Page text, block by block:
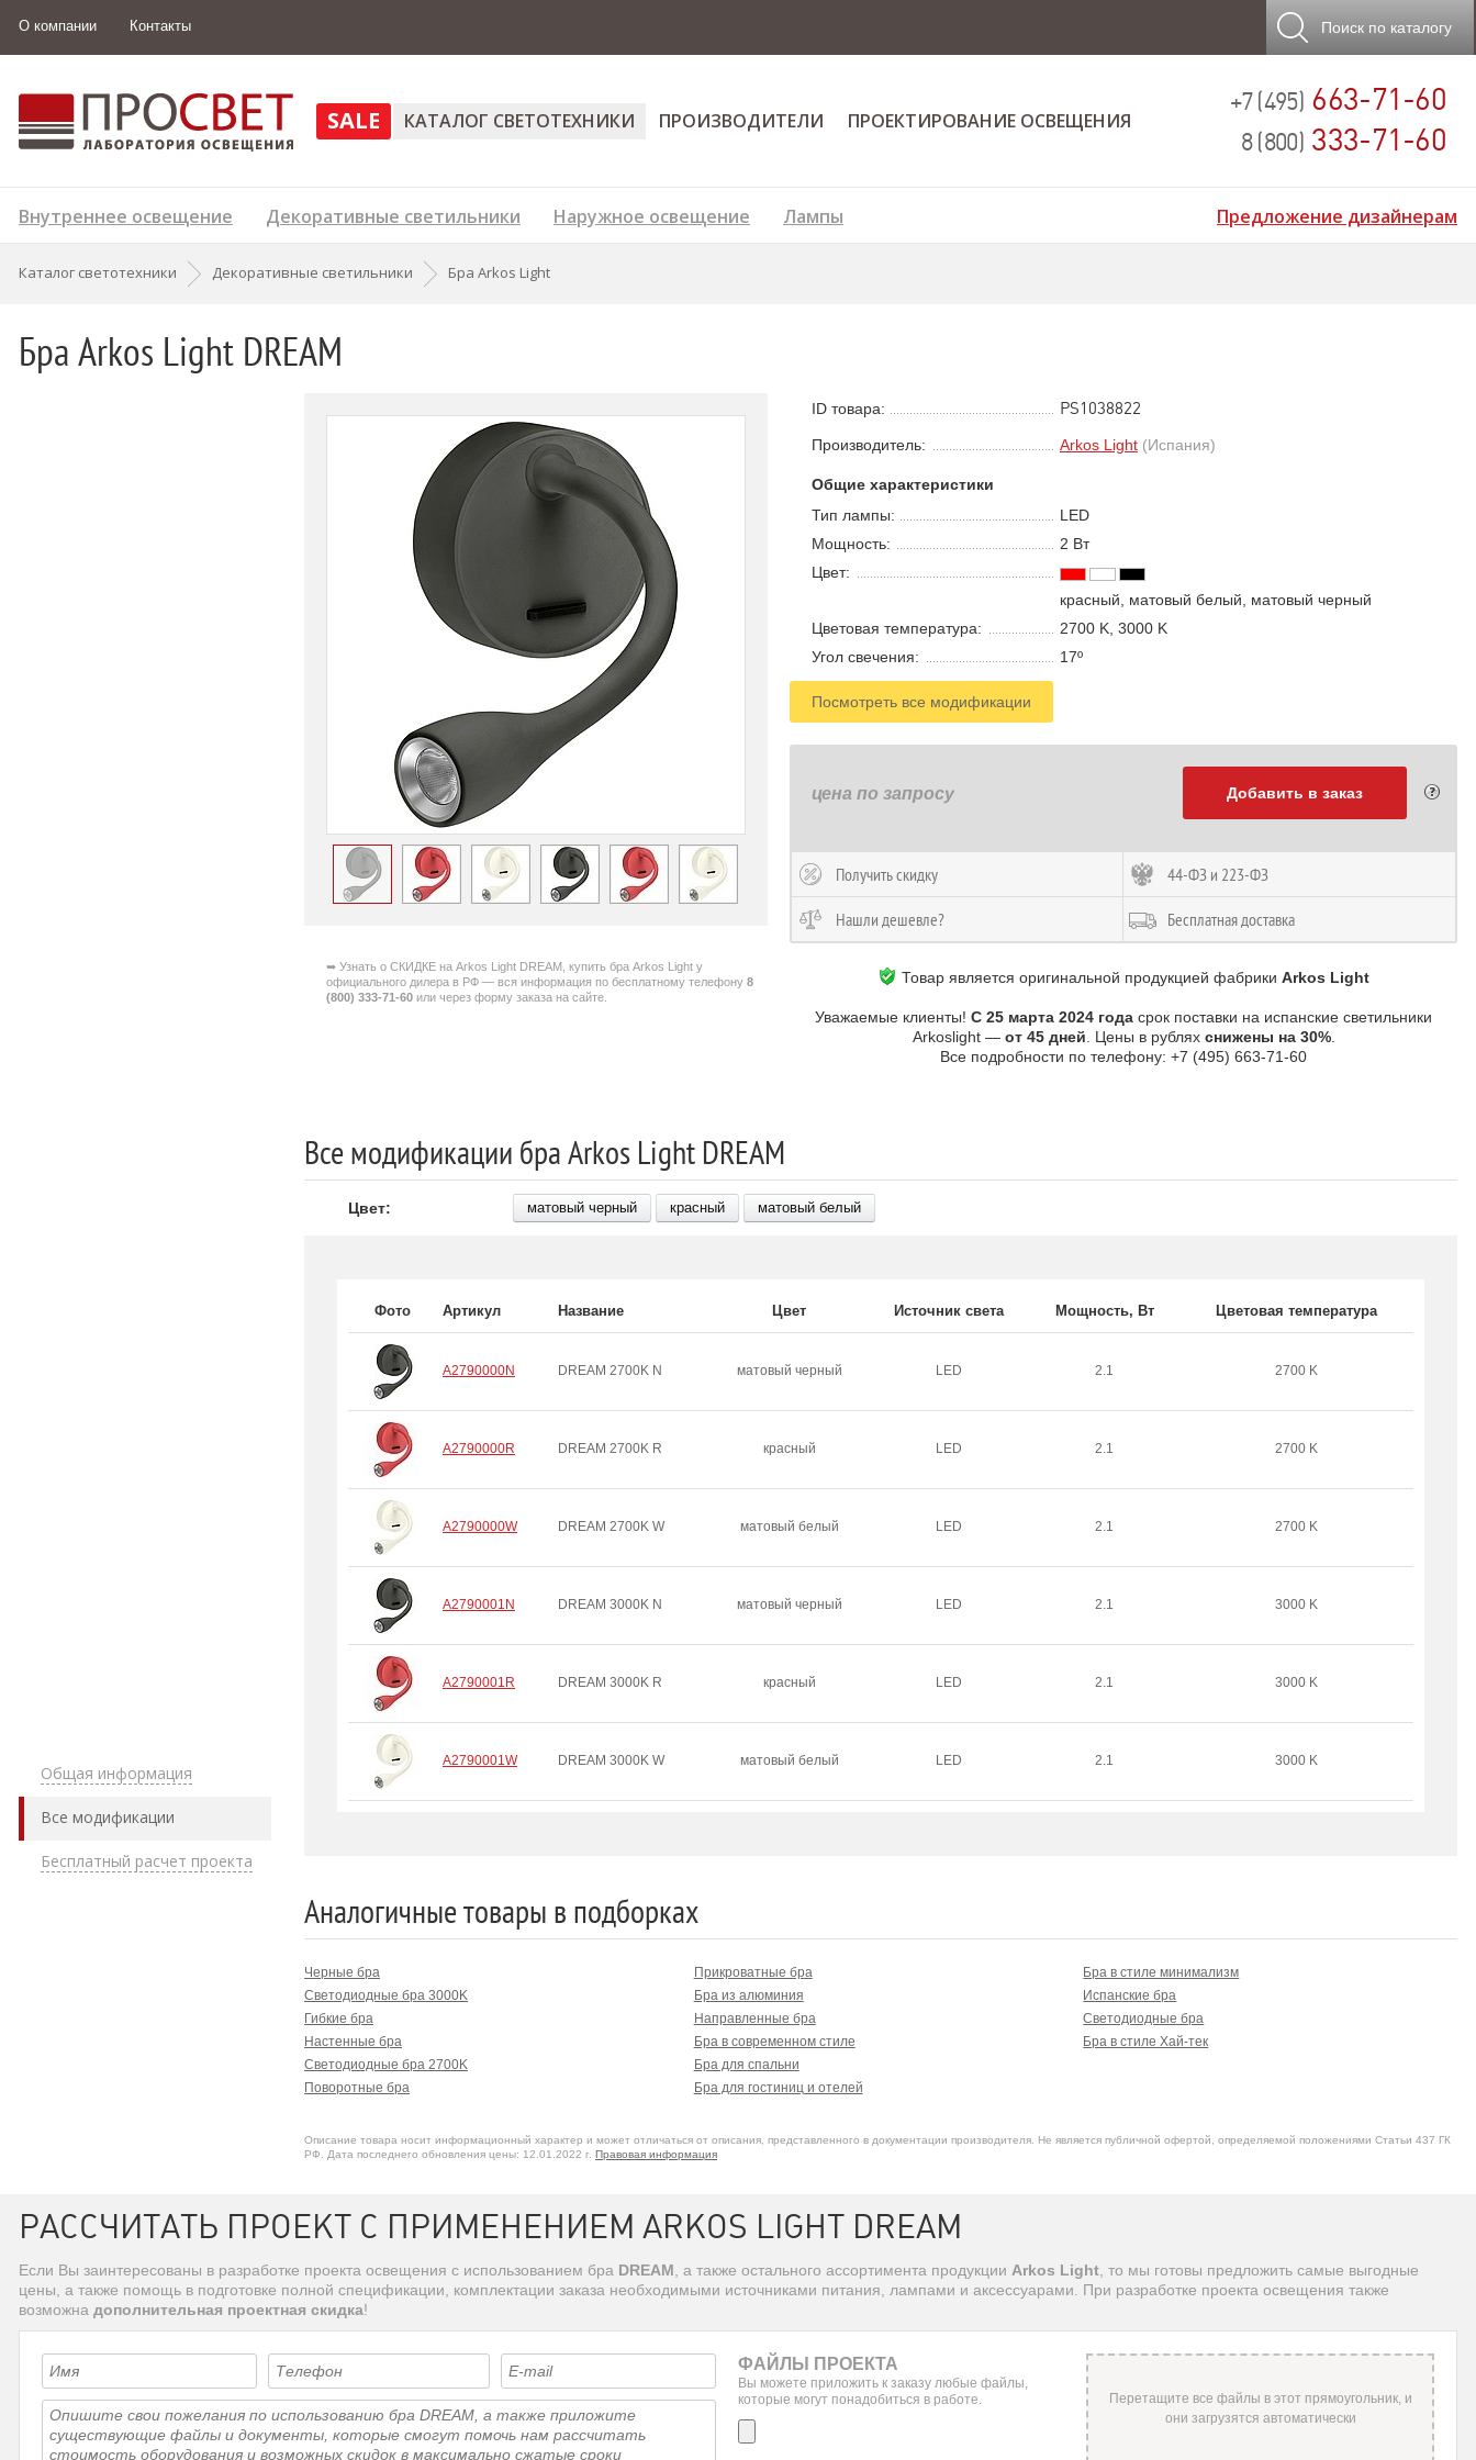
О компании Контакты Поиск по каталогу
+7 (495) 663-71-60
8 (800) 333-71-60
SALE КАТАЛОГ СВЕТОТЕХНИКИ ПРОИЗВОДИТЕЛИ ПРОЕКТИРОВАНИЕ ОСВЕЩЕНИЯ
Внутреннее освещение Декоративные светильники Наружное освещение Лампы Предложение дизайнерам
Каталог светотехники Декоративные светильники Бра Arkos Light
Бра Arkos Light DREAM
Общая информация
Все модификации
Бесплатный расчет проекта
➥ Узнать о СКИДКЕ на Arkos Light DREAM, купить бра Arkos Light у
официального дилера в РФ — вся информация по бесплатному телефону 8
(800) 333-71-60 или через форму заказа на сайте.
ID товара: PS1038822
Производитель: Arkos Light (Испания)
Общие характеристики
Тип лампы:
LED
Мощность:
2 Вт
Цвет:
красный, матовый белый, матовый черный
Цветовая температура:
2700 K, 3000 K
Угол свечения:
17º
Посмотреть все модификации
цена по запросу Добавить в заказ
Получить скидку 44-ФЗ и 223-ФЗ
Нашли дешевле? Бесплатная доставка
Товар является оригинальной продукцией фабрики Arkos Light
Уважаемые клиенты! С 25 марта 2024 года срок поставки на испанские светильники
Arkoslight — от 45 дней . Цены в рублях снижены на 30%.
Все подробности по телефону: +7 (495) 663-71-60
Все модификации бра Arkos Light DREAM
Цвет: матовый черный красный матовый белый
Фото Артикул Название Цвет Источник света Мощность, Вт Цветовая температура
A2790000N DREAM 2700K N матовый черный LED 2.1 2700 K
A2790000R DREAM 2700K R красный LED 2.1 2700 K
A2790000W DREAM 2700K W матовый белый LED 2.1 2700 K
A2790001N DREAM 3000K N матовый черный LED 2.1 3000 K
A2790001R DREAM 3000K R красный LED 2.1 3000 K
A2790001W DREAM 3000K W матовый белый LED 2.1 3000 K
Аналогичные товары в подборках
Черные бра
Светодиодные бра 3000K
Гибкие бра
Настенные бра
Светодиодные бра 2700K
Поворотные бра
Прикроватные бра
Бра из алюминия
Направленные бра
Бра в современном стиле
Бра для спальни
Бра для гостиниц и отелей
Бра в стиле минимализм
Испанские бра
Светодиодные бра
Бра в стиле Хай-тек
Описание товара носит информационный характер и может отличаться от описания, представленного в документации производителя. Не является публичной офертой, определяемой положениями Статьи 437 ГК
РФ. Дата последнего обновления цены: 12.01.2022 г. Правовая информация
РАССЧИТАТЬ ПРОЕКТ С ПРИМЕНЕНИЕМ ARKOS LIGHT DREAM
Если Вы заинтересованы в разработке проекта освещения с использованием бра DREAM , а также остального ассортимента продукции Arkos Light , то мы готовы предложить самые выгодные
цены, а также помощь в подготовке полной спецификации, комплектации заказа необходимыми источниками питания, лампами и аксессуарами. При разработке проекта освещения также
возможна дополнительная проектная скидка!
ФАЙЛЫ ПРОЕКТА
Вы можете приложить к заказу любые файлы,
которые могут понадобиться в работе.